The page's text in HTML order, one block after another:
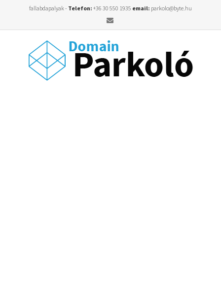
fallabdapalyak - Telefon: +36 30 550 1935 email: parkolo@byte.hu
Email